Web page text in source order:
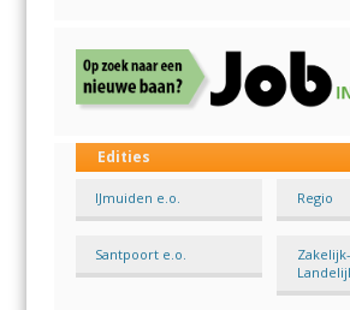
Edities
IJmuiden e.o. Regio
Santpoort e.o.